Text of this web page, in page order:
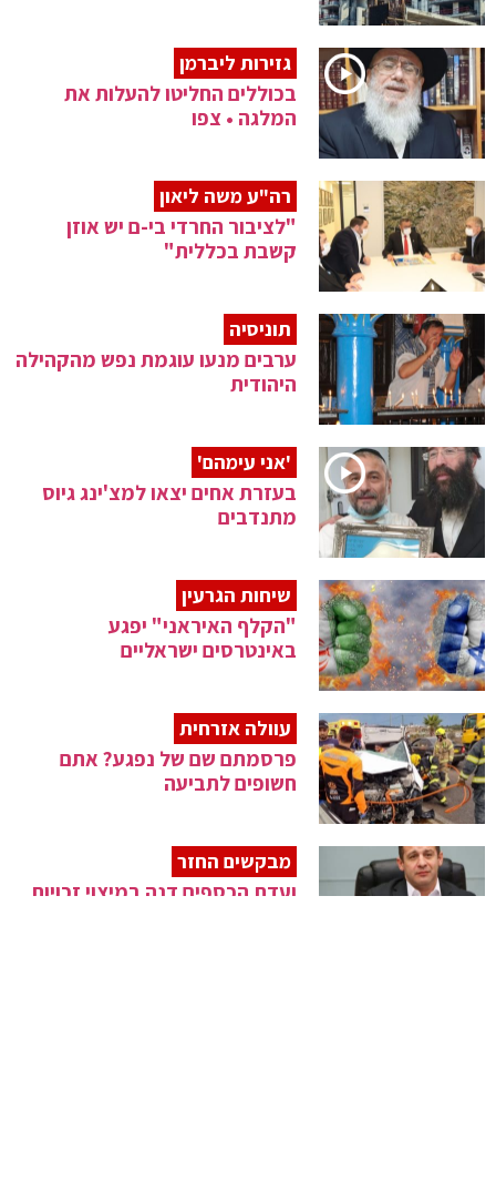
גזירות ליברמן
בכוללים החליטו להעלות את
המלגה • צפו
רה"ע משה ליאון
"לציבור החרדי בי-ם יש אוזן
קשבת בכללית"
תוניסיה
ערבים מנעו עוגמת נפש מהקהילה
היהודית
'אני עימהם'
בעזרת אחים יצאו למצ'ינג גיוס
מתנדבים
שיחות הגרעין
"הקלף האיראני" יפגע
באינטרסים ישראליים
עוולה אזרחית
פרסמתם שם של נפגע? אתם
חשופים לתביעה
מבקשים החזר
ועדת הכספים דנה במיצוי זכויות